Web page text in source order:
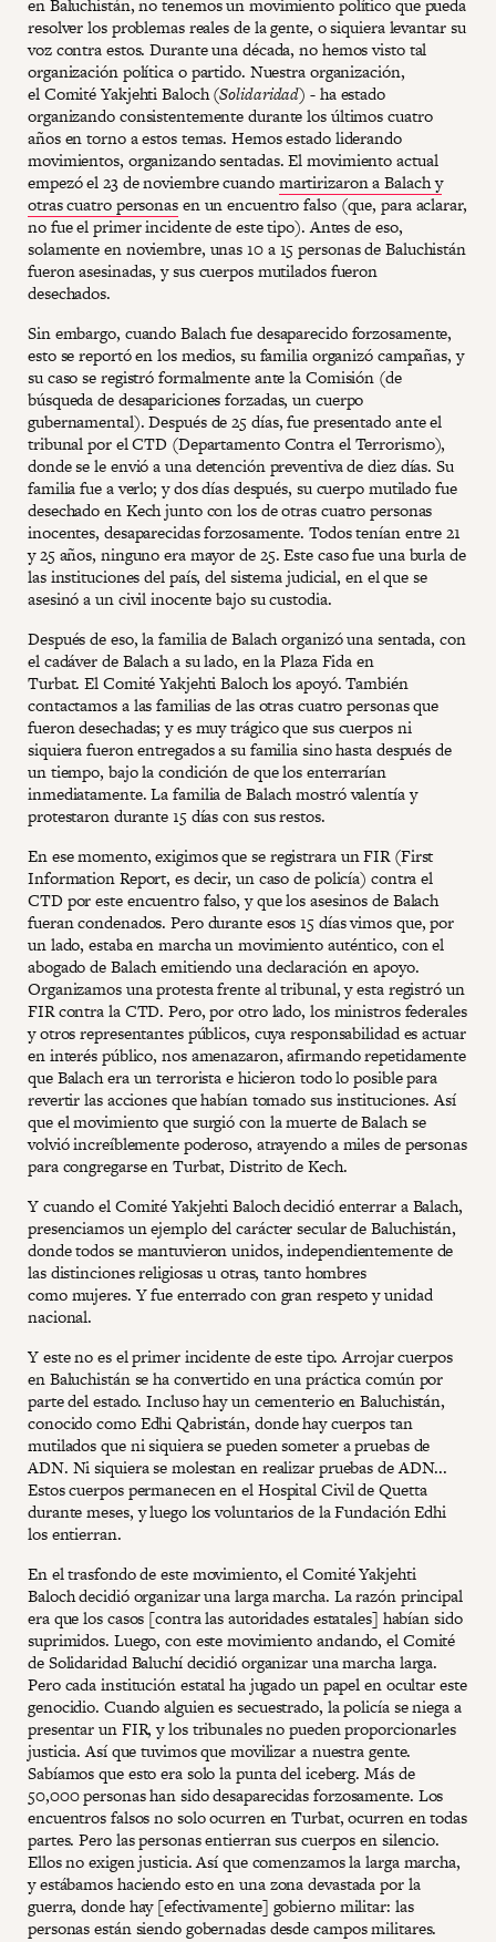
en Baluchistán, no tenemos un movimiento político que pueda
resolver los problemas reales de la gente, o siquiera levantar su
voz contra estos. Durante una década, no hemos visto tal
organización política o partido. Nuestra organización,
el Comité Yakjehti Baloch (Solidaridad) -ha estado
organizando consistentemente durante los últimos cuatro
años en torno a estos temas. Hemos estado liderando
movimientos, organizando sentadas. El movimiento actual
empezó el 23 de noviembre cuandomartirizaron a Balach y
otras cuatro personasen un encuentro falso (que, para aclarar,
no fue el primer incidente de este tipo). Antes de eso,
solamente en noviembre, unas 10 a 15 personas de Baluchistán
fueron asesinadas, y sus cuerpos mutilados fueron
desechados.
Sin embargo, cuando Balach fue desaparecido forzosamente,
esto se reportó en los medios, su familia organizó campañas, y
su caso se registró formalmente ante la Comisión (de
búsqueda de desapariciones forzadas, un cuerpo
gubernamental). Después de 25 días, fue presentado ante el
tribunal por el CTD (Departamento Contra el Terrorismo),
donde se le envió a una detención preventiva de diez días. Su
familia fue a verlo; y dos días después, su cuerpo mutilado fue
desechado en Kech junto con los de otras cuatro personas
inocentes, desaparecidas forzosamente. Todos tenían entre 21
y 25 años, ninguno era mayor de 25. Este caso fue una burla de
las instituciones del país, del sistema judicial, en el que se
asesinó a un civil inocente bajo su custodia.
Después de eso, la familia de Balach organizó una sentada, con
el cadáver de Balach a su lado, en la Plaza Fida en
Turbat. El Comité Yakjehti Baloch los apoyó. También
contactamos a las familias de las otras cuatro personas que
fueron desechadas; y es muy trágico que sus cuerpos ni
siquiera fueron entregados a su familia sino hasta después de
un tiempo, bajo la condición de que los enterrarían
inmediatamente. La familia de Balach mostró valentía y
protestaron durante 15 días con sus restos.
En ese momento, exigimos que se registrara un FIR (First
Information Report, es decir, un caso de policía) contra el
CTD por este encuentro falso, y que los asesinos de Balach
fueran condenados. Pero durante esos 15 días vimos que, por
un lado, estaba en marcha un movimiento auténtico, con el
abogado de Balach emitiendo una declaración en apoyo.
Organizamos una protesta frente al tribunal, y esta registró un
FIR contra la CTD. Pero, por otro lado, los ministros federales
y otros representantes públicos, cuya responsabilidad es actuar
en interés público, nos amenazaron, afirmando repetidamente
que Balach era un terrorista e hicieron todo lo posible para
revertir las acciones que habían tomado sus instituciones. Así
que el movimiento que surgió con la muerte de Balach se
volvió increíblemente poderoso, atrayendo a miles de personas
para congregarse en Turbat, Distrito de Kech.
Y cuando el Comité Yakjehti Baloch decidió enterrar a Balach,
presenciamos un ejemplo del carácter secular de Baluchistán,
donde todos se mantuvieron unidos, independientemente de
las distinciones religiosas u otras, tanto hombres
como mujeres. Y fue enterrado con gran respeto y unidad
nacional.
Y este no es el primer incidente de este tipo. Arrojar cuerpos
en Baluchistán se ha convertido en una práctica común por
parte del estado. Incluso hay un cementerio en Baluchistán,
conocido como Edhi Qabristán, donde hay cuerpos tan
mutilados que ni siquiera se pueden someter a pruebas de
ADN. Ni siquiera se molestan en realizar pruebas de ADN...
Estos cuerpos permanecen en el Hospital Civil de Quetta
durante meses, y luego los voluntarios de la Fundación Edhi
los entierran.
En el trasfondo de este movimiento, el Comité Yakjehti
Baloch decidió organizar una larga marcha. La razón principal
era que los casos [contra las autoridades estatales] habían sido
suprimidos. Luego, con este movimiento andando, el Comité
de Solidaridad Baluchí decidió organizar una marcha larga.
Pero cada institución estatal ha jugado un papel en ocultar este
genocidio. Cuando alguien es secuestrado, la policía se niega a
presentar un FIR, y los tribunales no pueden proporcionarles
justicia. Así que tuvimos que movilizar a nuestra gente.
Sabíamos que esto era solo la punta del iceberg. Más de
50,000 personas han sido desaparecidas forzosamente. Los
encuentros falsos no solo ocurren en Turbat, ocurren en todas
partes. Pero las personas entierran sus cuerpos en silencio.
Ellos no exigen justicia. Así que comenzamos la larga marcha,
y estábamos haciendo esto en una zona devastada por la
guerra, donde hay [efectivamente] gobierno militar: las
personas están siendo gobernadas desde campos militares.